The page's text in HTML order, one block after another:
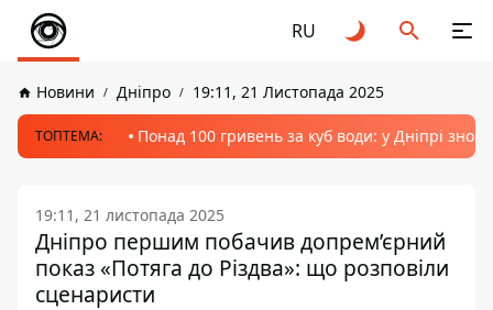
RU
Новини Дніпро 19:11, 21 Листопада 2025
ТОПТЕМА: Понад 100 гривень за куб води: у Дніпрі
19:11, 21 листопада 2025
Дніпро першим побачив допрем’єрний
показ «Потяга до Різдва»: що розповіли
сценаристи